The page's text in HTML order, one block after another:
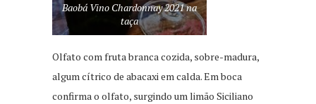
Baobá Vino Chardonnay 2021 na
taça
Olfato com fruta branca cozida, sobre-madura,
algum cítrico de abacaxi em calda. Em boca
confirma o olfato, surgindo um limão Siciliano